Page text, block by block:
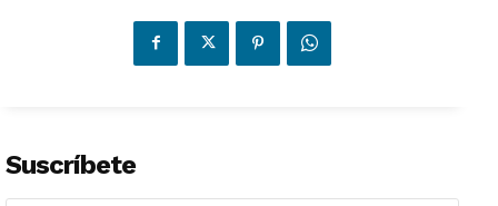
Suscríbete